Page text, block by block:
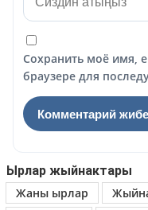
Сохранить моё имя,
браузере для
Ырлар жыйнактары
Жаны ырлар